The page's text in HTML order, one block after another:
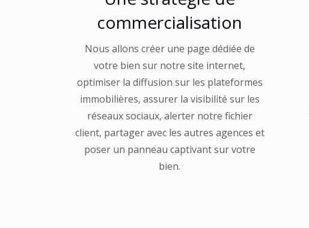
commercialisation
Nous allons créer une page dédiée de
votre bien sur notre site internet,
optimiser la diffusion sur les plateformes
immobilières, assurer la visibilité sur les
réseaux sociaux, alerter notre fichier
client, partager avec les autres agences et
poser un panneau captivant sur votre
bien.